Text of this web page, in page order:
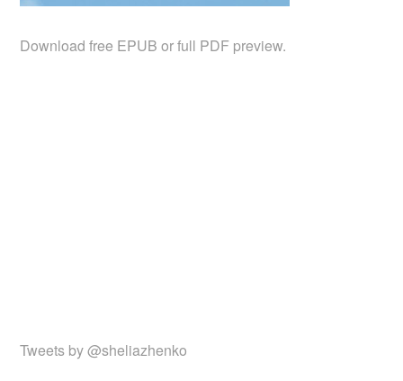
Download free EPUB or full PDF preview.
Tweets by @sheliazhenko